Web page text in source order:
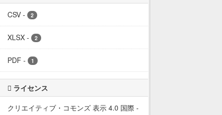
CSV - 2
XLSX - 2
PDF - 1
ライセンス
クリエイティブ・コモンズ 表示 4.0 国際 -